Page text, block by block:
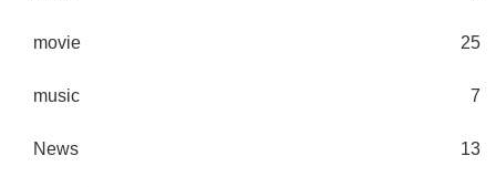
movie 25
music 7
News 13